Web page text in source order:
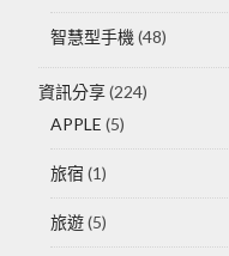
智慧型手機 (48)
資訊分享(224)
APPLE (5)
旅宿 (1)
旅遊(5)